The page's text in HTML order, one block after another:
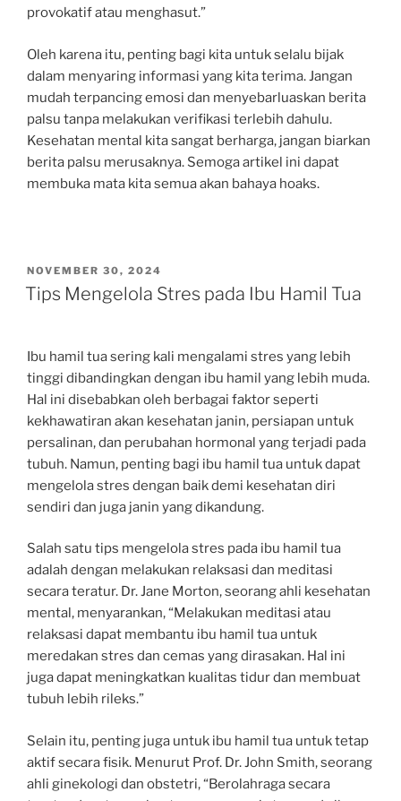
provokatif atau menghasut.”
Oleh karena itu, penting bagi kita untuk selalu bijak
dalam menyaring informasi yang kita terima. Jangan
mudah terpancing emosi dan menyebarluaskan berita
palsu tanpa melakukan verifikasi terlebih dahulu.
Kesehatan mental kita sangat berharga, jangan biarkan
berita palsu merusaknya. Semoga artikel ini dapat
membuka mata kita semua akan bahaya hoaks.
POSTED
ON
NOVEMBER 30, 2024
Tips Mengelola Stres pada Ibu Hamil Tua
Ibu hamil tua sering kali mengalami stres yang lebih
tinggi dibandingkan dengan ibu hamil yang lebih muda.
Hal ini disebabkan oleh berbagai faktor seperti
kekhawatiran akan kesehatan janin, persiapan untuk
persalinan, dan perubahan hormonal yang terjadi pada
tubuh. Namun, penting bagi ibu hamil tua untuk dapat
mengelola stres dengan baik demi kesehatan diri
sendiri dan juga janin yang dikandung.
Salah satu tips mengelola stres pada ibu hamil tua
adalah dengan melakukan relaksasi dan meditasi
secara teratur. Dr. Jane Morton, seorang ahli kesehatan
mental, menyarankan, “Melakukan meditasi atau
relaksasi dapat membantu ibu hamil tua untuk
meredakan stres dan cemas yang dirasakan. Hal ini
juga dapat meningkatkan kualitas tidur dan membuat
tubuh lebih rileks.”
Selain itu, penting juga untuk ibu hamil tua untuk tetap
aktif secara fisik. Menurut Prof. Dr. John Smith, seorang
ahli ginekologi dan obstetri, “Berolahraga secara